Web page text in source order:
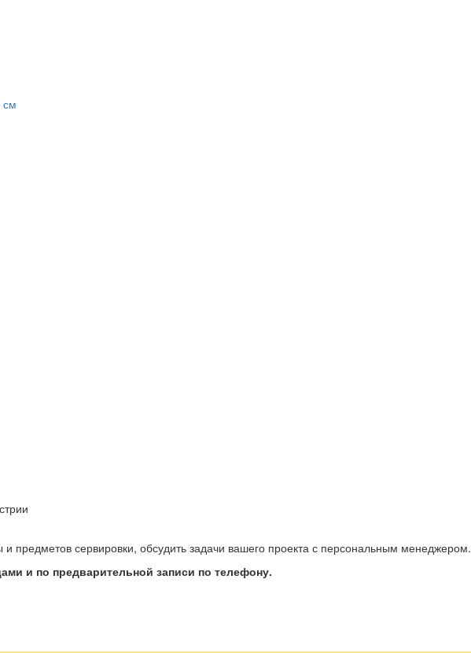
см
предметов сервировки, обсудить задачи вашего проекта с персональным менеджером.
и по предварительной записи по телефону.